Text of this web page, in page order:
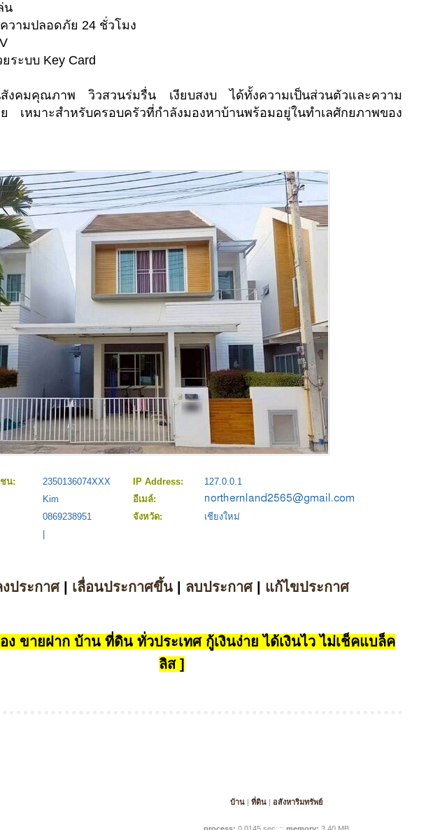
น
วามปลอดภัย 24 ชั่วโมง
ระบบ Key Card
สังคมคุณภาพ วิวสวนร่มรื่น เงียบสงบ ได้ทั้งความเป็นส่วนตัวและความ
เหมาะสำหรับครอบครัวที่กำลังมองหาบ้านพร้อมอยู่ในทำเลศักยภาพของ
น: 2350136074XXX IP Address:
127.0.0.1
Kim
อีเมล์:
0869238951 จังหวัด:
เชียงใหม่
งประกาศ| เลื่อนประกาศขึ้น| ลบประกาศ| แก้ไขประกาศ
ง ขายฝาก บ้าน ที่ดิน ทั่วประเทศ กู้เงินง่าย ได้เงินไว ไม่เช็คแบล็ค
ลิส ]
บ้าน | ที่ดิน | อสังหาริมทรัพย์